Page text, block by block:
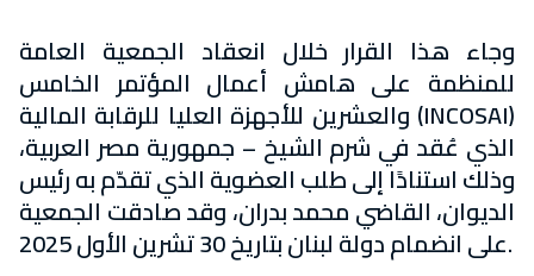
وجاء هذا القرار خلال انعقاد الجمعية العامة
للمنظمة على هامش أعمال المؤتمر الخامس
والعشرين للأجهزة العليا للرقابة المالية (INCOSAI)
الذي عُقد في شرم الشيخ – جمهورية مصر العربية،
وذلك استنادًا إلى طلب العضوية الذي تقدّم به رئيس
الديوان، القاضي محمد بدران، وقد صادقت الجمعية
على انضمام دولة لبنان بتاريخ 30 تشرين الأول 2025.